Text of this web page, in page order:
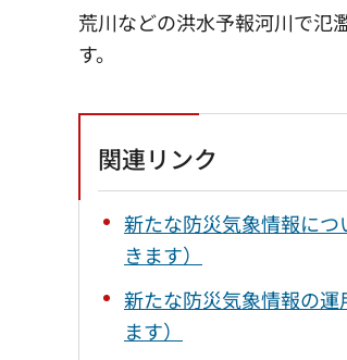
荒川などの洪水予報河川で氾
す。
関連リンク
新たな防災気象情報に
きます）
新たな防災気象情報の
ます）